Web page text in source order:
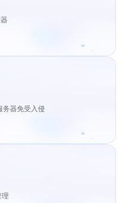
务器免受入侵
理